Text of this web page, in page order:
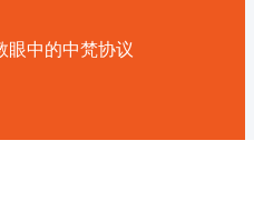
眼中的中梵协议